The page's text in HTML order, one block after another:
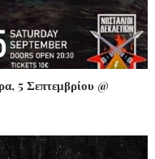
5 Σεπτεμβρίου @